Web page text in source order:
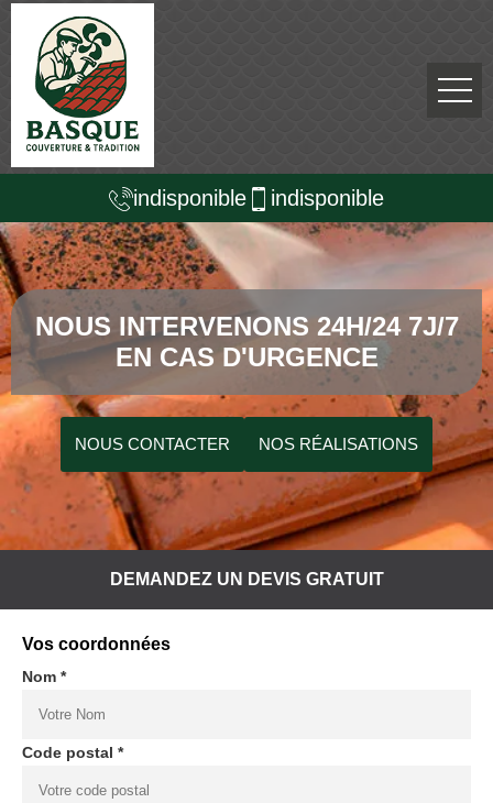
indisponible indisponible
NOUS INTERVENONS 24H/24 7J/7
EN CAS D'URGENCE
NOUS CONTACTER NOS RÉALISATIONS
DEMANDEZ UN DEVIS GRATUIT
Vos coordonnées
Nom *
Code postal *